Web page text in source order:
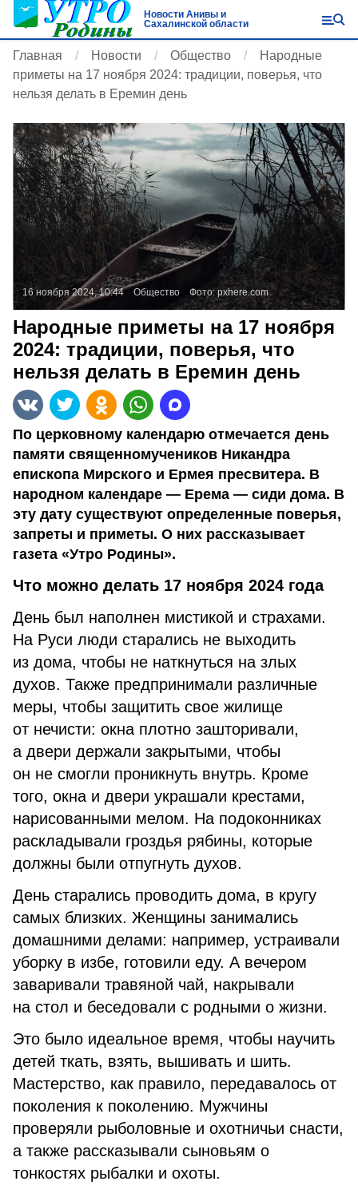
Новости Анивы и
Сахалинской области
Главная Новости Общество
Народные
приметы на 17 ноября 2024: традиции, поверья, что
нельзя делать в Еремин день
16 ноября 2024, 10:44 Общество Фото:pxhere.com
Народные приметы на 17 ноября
2024: традиции, поверья, что
нельзя делать в Еремин день
По церковному календарю отмечается день
памяти священномучеников Никандра
епископа Мирского и Ермея пресвитера. В
народном календаре — Ерема — сиди дома. В
эту дату существуют определенные поверья,
запреты и приметы. О них рассказывает
газета «Утро Родины».
Что можно делать 17 ноября 2024 года
День был наполнен мистикой и страхами.
На Руси люди старались не выходить
из дома, чтобы не наткнуться на злых
духов. Также предпринимали различные
меры, чтобы защитить свое жилище
от нечисти: окна плотно зашторивали,
а двери держали закрытыми, чтобы
он не смогли проникнуть внутрь. Кроме
того, окна и двери украшали крестами,
нарисованными мелом. На подоконниках
раскладывали гроздья рябины, которые
должны были отпугнуть духов.
День старались проводить дома, в кругу
самых близких. Женщины занимались
домашними делами: например, устраивали
уборку в избе, готовили еду. А вечером
заваривали травяной чай, накрывали
на стол и беседовали с родными о жизни.
Это было идеальное время, чтобы научить
детей ткать, взять, вышивать и шить.
Мастерство, как правило, передавалось от
поколения к поколению. Мужчины
проверяли рыболовные и охотничьи снасти,
а также рассказывали сыновьям о
тонкостях рыбалки и охоты.